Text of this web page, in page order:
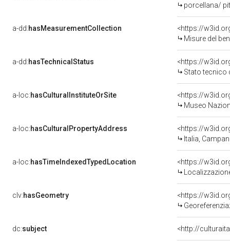
porcellana/
a-dd:hasMeasurementCollection
<https://
Misure del
a-dd:hasTechnicalStatus
<https://
Stato tecnico
a-loc:hasCulturalInstituteOrSite
Museo
a-loc:hasCulturalPropertyAddress
<https://
Italia,
a-loc:hasTimeIndexedTypedLocation
<https://
clv:hasGeometry
<https://
dc:subject <http://